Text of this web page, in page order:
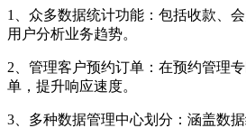
1、众多数据统计功能：包括收款、
用户分析业务趋势。
2、管理客户预约订单：在预约管理
单，提升响应速度。
3、多种数据管理中心划分：涵盖数